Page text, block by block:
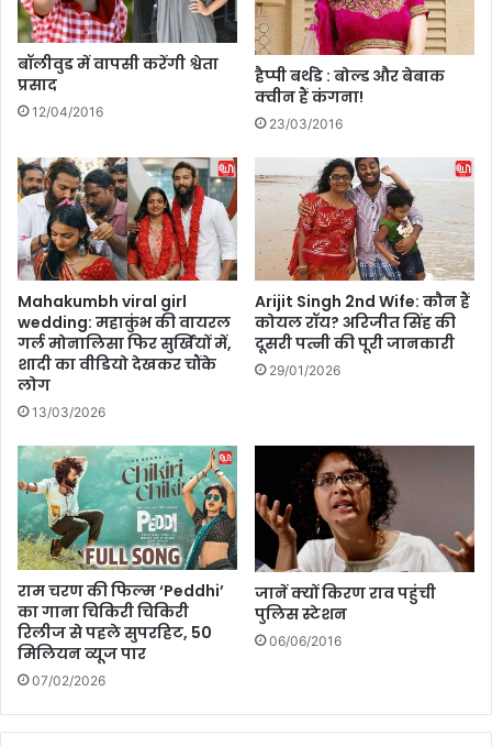
न
?
न
इं
डि
या
की
ड़ी
उ
न
!
M
K
1
के
स
फ
ल
री
क्ष
से
र
क्षे
त्र
में
न
इ
बॉलीवुड में वापसी करेंगी श्वेता
प्रसाद
12/04/2016
हैप्पी बर्थडे : बोल्ड और बेबाक
क्वीन हैं कंगना!
23/03/2016
Mahakumbh viral girl
wedding: महाकुंभ की वायरल
गर्ल मोनालिसा फिर सुर्खियों में,
शादी का वीडियो देखकर चौंके
लोग
13/03/2026
Arijit Singh 2nd Wife: कौन हैं
कोयल रॉय? अरिजीत सिंह की
दूसरी पत्नी की पूरी जानकारी
29/01/2026
राम चरण की फिल्म ‘Peddhi’
का गाना चिकिरी चिकिरी
रिलीज से पहले सुपरहिट, 50
मिलियन व्यूज पार
07/02/2026
जानें क्यों किरण राव पहुंची
पुलिस स्टेशन
06/06/2016